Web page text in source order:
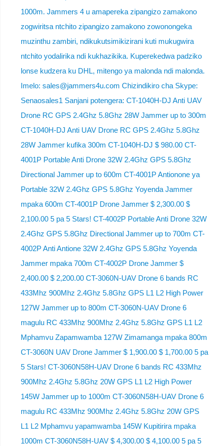
1000m. Jammers 4 u amapereka zipangizo zamakono
zogwiritsa ntchito zipangizo zamakono zowonongeka
muzinthu zambiri, ndikukutsimikizirani kuti mukugwira
ntchito yodalirika ndi kukhazikika. Kuperekedwa padziko
lonse kudzera ku DHL, mitengo ya malonda ndi malonda.
Imelo: sales@jammers4u.com Chizindikiro cha Skype:
Senaosales1 Sanjani potengera: CT-1040H-DJ Anti UAV
Drone RC GPS 2.4Ghz 5.8Ghz 28W Jammer up to 300m
CT-1040H-DJ Anti UAV Drone RC GPS 2.4Ghz 5.8Ghz
28W Jammer kufika 300m CT-1040H-DJ $ 980.00 CT-
4001P Portable Anti Drone 32W 2.4Ghz GPS 5.8Ghz
Directional Jammer up to 600m CT-4001P Antionone ya
Portable 32W 2.4Ghz GPS 5.8Ghz Yoyenda Jammer
mpaka 600m CT-4001P Drone Jammer $ 2,300.00 $
2,100.00 5 pa 5 Stars! CT-4002P Portable Anti Drone 32W
2.4Ghz GPS 5.8Ghz Directional Jammer up to 700m CT-
4002P Anti Antione 32W 2.4Ghz GPS 5.8Ghz Yoyenda
Jammer mpaka 700m CT-4002P Drone Jammer $
2,400.00 $ 2,200.00 CT-3060N-UAV Drone 6 bands RC
433Mhz 900Mhz 2.4Ghz 5.8Ghz GPS L1 L2 High Power
127W Jammer up to 800m CT-3060N-UAV Drone 6
magulu RC 433Mhz 900Mhz 2.4Ghz 5.8Ghz GPS L1 L2
Mphamvu Zapamwamba 127W Zimamanga mpaka 800m
CT-3060N UAV Drone Jammer $ 1,900.00 $ 1,700.00 5 pa
5 Stars! CT-3060N58H-UAV Drone 6 bands RC 433Mhz
900Mhz 2.4Ghz 5.8Ghz 20W GPS L1 L2 High Power
145W Jammer up to 1000m CT-3060N58H-UAV Drone 6
magulu RC 433Mhz 900Mhz 2.4Ghz 5.8Ghz 20W GPS
L1 L2 Mphamvu yapamwamba 145W Kupitirira mpaka
1000m CT-3060N58H-UAV $ 4,300.00 $ 4,100.00 5 pa 5